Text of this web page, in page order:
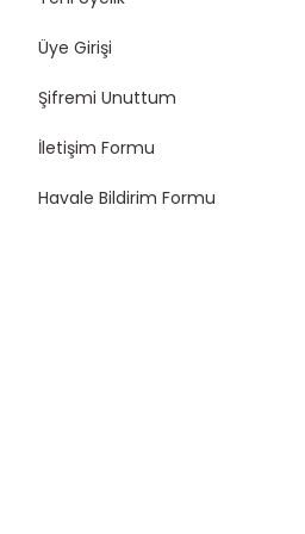
Üye Girişi
Şifremi Unuttum
İletişim Formu
Havale Bildirim Formu